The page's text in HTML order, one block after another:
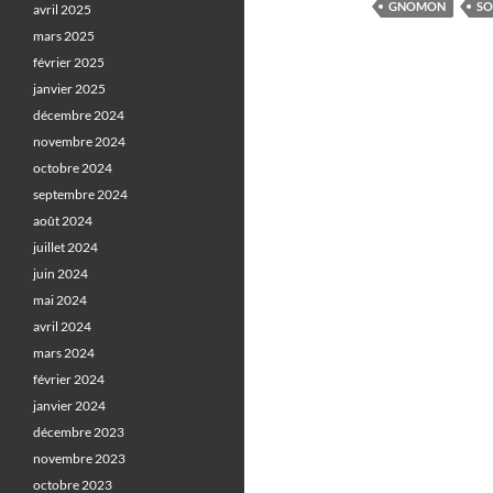
GNOMON
avril 2025
mars 2025
février 2025
janvier 2025
décembre 2024
novembre 2024
octobre 2024
septembre 2024
août 2024
juillet 2024
juin 2024
mai 2024
avril 2024
mars 2024
février 2024
janvier 2024
décembre 2023
novembre 2023
octobre 2023